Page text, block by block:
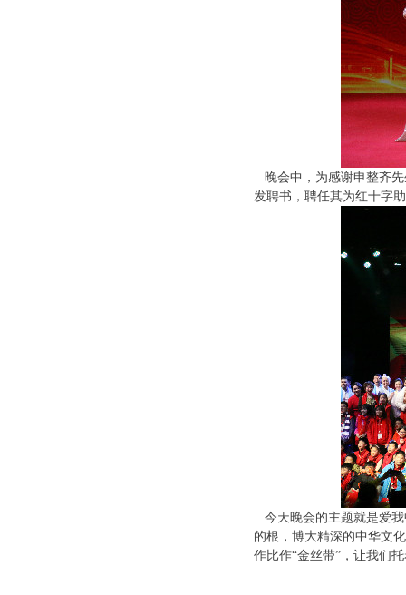
晚会中，为感谢申整齐
发聘书，聘任其为红十字
今天晚会的主题就是爱
的根，博大精深的中华文
作比作“金丝带”，让我们